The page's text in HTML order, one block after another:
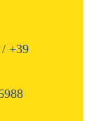
+39